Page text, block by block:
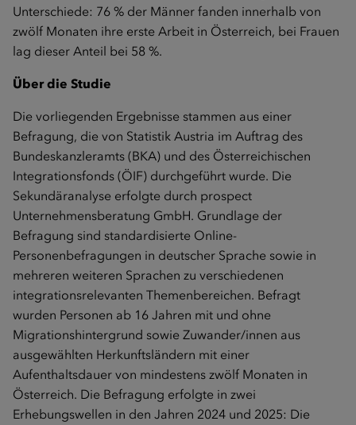
Unterschiede: 76 % der Männer fanden innerhalb von
zwölf Monaten ihre erste Arbeit in Österreich, bei Frauen
lag dieser Anteil bei 58 %.
Über die Studie
Die vorliegenden Ergebnisse stammen aus einer
Befragung, die von Statistik Austria im Auftrag des
Bundeskanzleramts (BKA) und des Österreichischen
Integrationsfonds (ÖIF) durchgeführt wurde. Die
Sekundäranalyse erfolgte durch prospect
Unternehmensberatung GmbH. Grundlage der
Befragung sind standardisierte Online-
Personenbefragungen in deutscher Sprache sowie in
mehreren weiteren Sprachen zu verschiedenen
integrationsrelevanten Themenbereichen. Befragt
wurden Personen ab 16 Jahren mit und ohne
Migrationshintergrund sowie Zuwander/innen aus
ausgewählten Herkunftsländern mit einer
Aufenthaltsdauer von mindestens zwölf Monaten in
Österreich. Die Befragung erfolgte in zwei
Erhebungswellen in den Jahren 2024 und 2025: Die